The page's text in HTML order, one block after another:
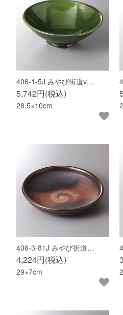
406-1-5J みやび街道v…
5,742円(税込)
28.5×10cm
406-3-81J みやび街道…
4,224円(税込)
29×7cm